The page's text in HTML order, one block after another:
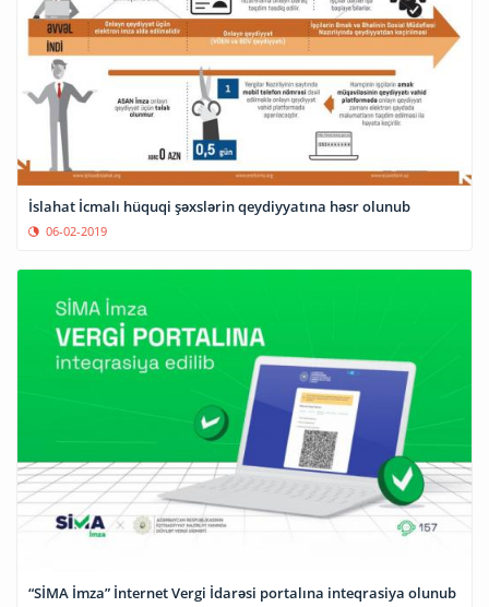
İslahat İcmalı hüquqi şəxslərin qeydiyyatına həsr olunub
06-02-2019
“SİMA İmza” İnternet Vergi İdarəsi portalına inteqrasiya olunub